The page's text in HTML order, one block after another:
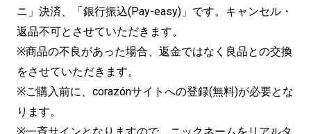
ニ」決済、「銀行振込(Pay-easy)」です。キャンセル・
返品不可とさせていただきます。
※商品の不良があった場合、返金ではなく良品との交換
をさせていただきます。
※ご購入前に、corazónサイトへの登録(無料)が必要とな
ります。